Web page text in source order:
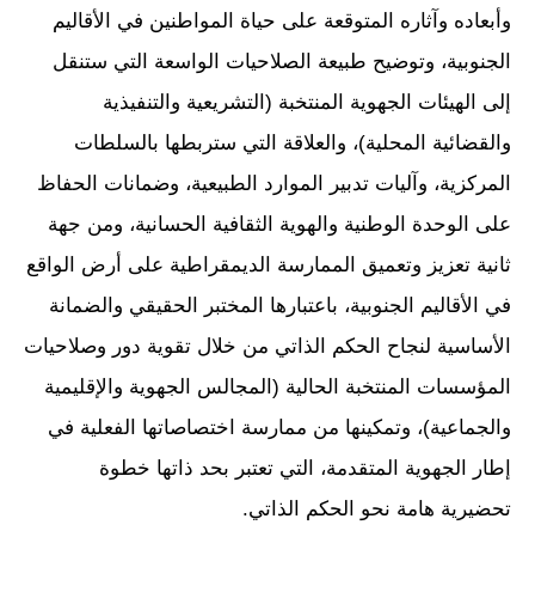
وأبعاده وآثاره المتوقعة على حياة المواطنين في الأقاليم
الجنوبية، وتوضيح طبيعة الصلاحيات الواسعة التي ستنقل
إلى الهيئات الجهوية المنتخبة (التشريعية والتنفيذية
والقضائية المحلية)، والعلاقة التي ستربطها بالسلطات
المركزية، وآليات تدبير الموارد الطبيعية، وضمانات الحفاظ
على الوحدة الوطنية والهوية الثقافية الحسانية، ومن جهة
ثانية تعزيز وتعميق الممارسة الديمقراطية على أرض الواقع
في الأقاليم الجنوبية، باعتبارها المختبر الحقيقي والضمانة
الأساسية لنجاح الحكم الذاتي من خلال تقوية دور وصلاحيات
المؤسسات المنتخبة الحالية (المجالس الجهوية والإقليمية
والجماعية)، وتمكينها من ممارسة اختصاصاتها الفعلية في
إطار الجهوية المتقدمة، التي تعتبر بحد ذاتها خطوة
تحضيرية هامة نحو الحكم الذاتي.